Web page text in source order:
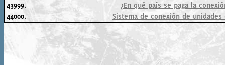
43999.
¿En qué país se paga la
44000.
Sistema de conexión de